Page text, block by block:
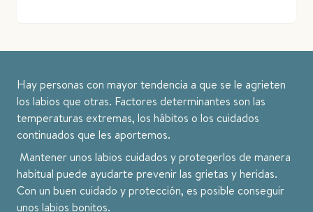
Hay personas con mayor tendencia a que se le agrieten
los labios que otras. Factores determinantes son las
temperaturas extremas, los hábitos o los cuidados
continuados que les aportemos.
Mantener unos labios cuidados y protegerlos de manera
habitual puede ayudarte prevenir las grietas y heridas.
Con un buen cuidado y protección, es posible conseguir
unos labios bonitos.